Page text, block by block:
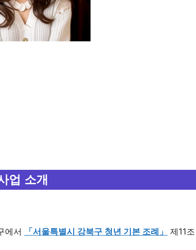
업 소개
에서 「서울특별시 강북구 청년 기본 조례」
제11조